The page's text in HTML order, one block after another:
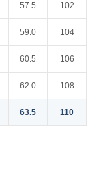
57.5 102
59.0 104
60.5 106
62.0 108
63.5 110